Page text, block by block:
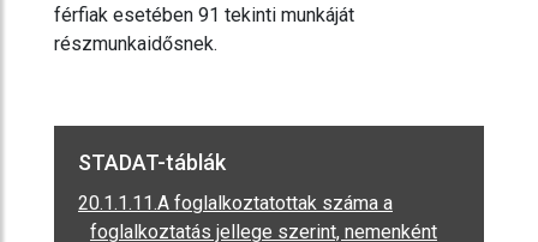
férfiak esetében 91 tekinti munkáját
részmunkaidősnek.
STADAT-táblák
20.1.1.11.A foglalkoztatottak száma a
foglalkoztatás jellege szerint, nemenként